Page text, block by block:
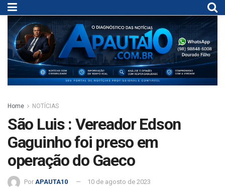
Home NOTÍCIAS
São Luis : Vereador Edson
Gaguinho foi preso em
operação do Gaeco
Por APAUTA10 10 de agosto de 2023